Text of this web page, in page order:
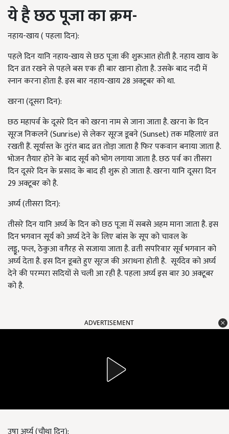
ये है छठ पूजा का क्रम-
नहाय-खाय ( पहला दिन):
पहले दिन यानि नहाय-खाय से छठ पूजा की शुरूआत होती है. नहाय खाय के
दिन व्रत रखने से पहले बस एक ही बार खाना होता है. उसके बाद नदी में
स्नान करना होता है. इस बार नहाय-खाय 28 अक्टूबर को था.
खरना (दूसरा दिन):
छठ महापर्व के दूसरे दिन को खरना नाम से जाना जाता है. खरना के दिन
सूरज निकलने (Sunrise)से लेकर सूरज डूबने (Sunset)तक महिलाएं व्रत
रखती हैं. सूर्यास्त के तुरंत बाद व्रत तोड़ा जाता है फिर पकवान बनाया जाता है.
भोजन तैयार होने के बाद सूर्य को भोग लगाया जाता है. छठ पर्व का तीसरा
दिन दूसरे दिन के प्रसाद के बाद ही शुरू हो जाता है. खरना यानि दूसरा दिन
29 अक्टूबर को है.
अर्घ्य (तीसरा दिन):
तीसरे दिन यानि अर्घ्य के दिन को छठ पूजा में सबसे अहम माना जाता है. इस
दिन भगवान सूर्य को अर्घ्य देने के लिए बांस के सूप को चावल के
लड्डू,फल,ठेकुआ वग़ैरह से सजाया जाता है. व्रती सपरिवार सूर्व भगवान को
अर्घ्य देता है. इस दिन डूबते हुए सूरज की अराधना होती है. सूर्यदेव को अर्घ्य
देने की परम्परा सदियों से चली आ रही है. पहला अर्घ्य इस बार 30 अक्टूबर
को है.
ADVERTISEMENT